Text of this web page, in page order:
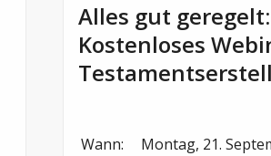
Alles gut geregelt:
Kostenloses
Wann:
Montag, 21.